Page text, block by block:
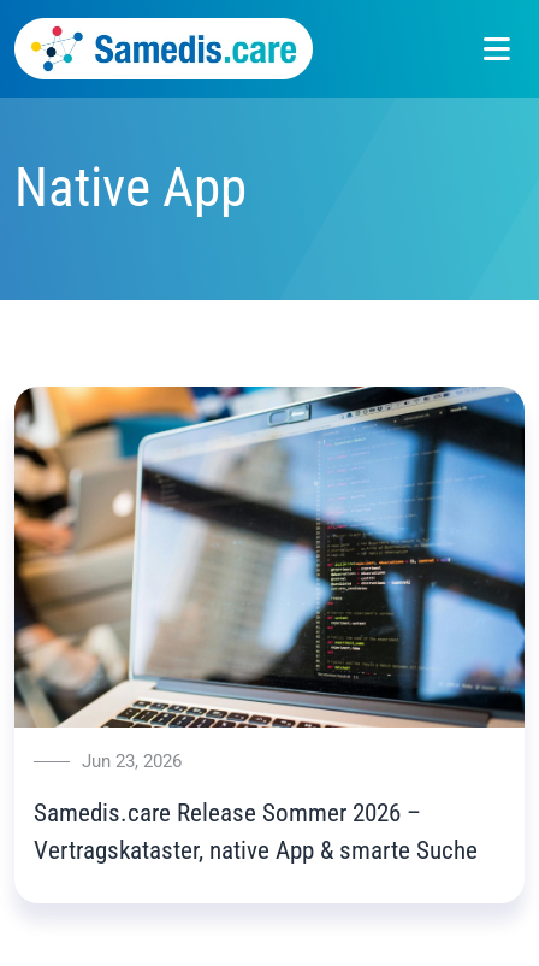
Native App
Jun 23, 2026
Samedis.care Release Sommer 2026 –
Vertragskataster, native App & smarte Suche